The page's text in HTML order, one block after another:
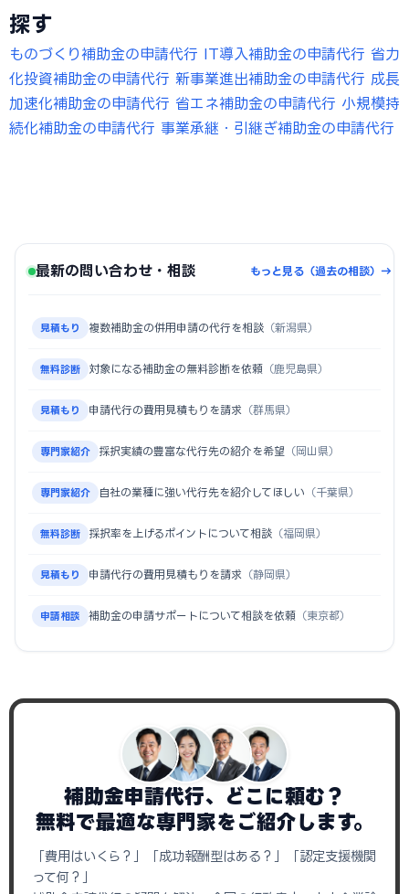
探す
ものづくり補助金の申請代行 IT導入補助金の申請代行 省力
化投資補助金の申請代行 新事業進出補助金の申請代行 成長
加速化補助金の申請代行 省エネ補助金の申請代行 小規模持
続化補助金の申請代行 事業承継・引継ぎ補助金の申請代行
最新の問い合わせ・相談 もっと見る（過去の相談）→
見積もり 複数補助金の併用申請の代行を相談 （新潟県）
無料診断 対象になる補助金の無料診断を依頼 （鹿児島県）
見積もり 申請代行の費用見積もりを請求 （群馬県）
専門家紹介 採択実績の豊富な代行先の紹介を希望 （岡山県）
専門家紹介 自社の業種に強い代行先を紹介してほしい （千葉県）
無料診断 採択率を上げるポイントについて相談 （福岡県）
見積もり 申請代行の費用見積もりを請求 （静岡県）
申請相談 補助金の申請サポートについて相談を依頼 （東京都）
補助金申請代行、どこに頼む？
無料で最適な専門家をご紹介します。
「費用はいくら？」「成功報酬型はある？」「認定支援機関
って何？」